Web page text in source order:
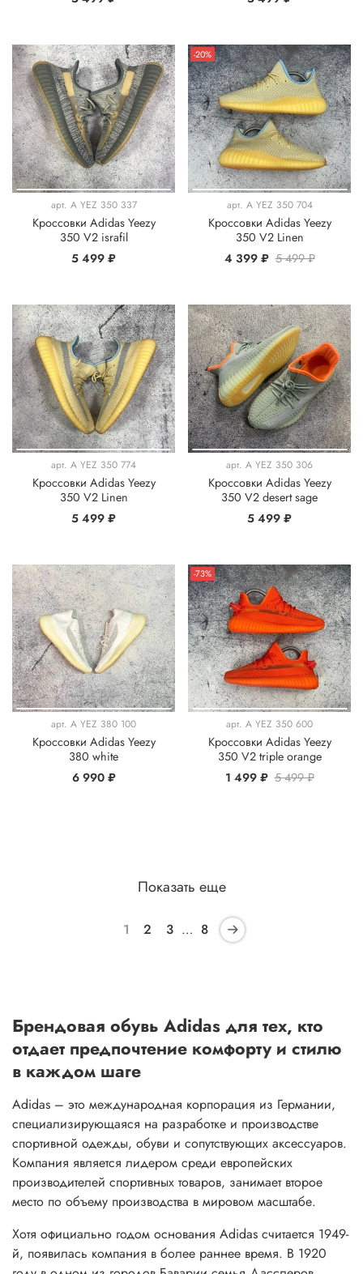
арт. A YEZ 350 337
Кроссовки Adidas Yeezy
350 V2 israfil
5 499 ₽
-20%
арт. A YEZ 350 704
Кроссовки Adidas Yeezy
350 V2 Linen
4 399 ₽ 5 499 ₽
арт. A YEZ 350 774
Кроссовки Adidas Yeezy
350 V2 Linen
5 499 ₽
арт. A YEZ 350 306
Кроссовки Adidas Yeezy
350 V2 desert sage
5 499 ₽
арт. A YEZ 380 100
Кроссовки Adidas Yeezy
380 white
6 990 ₽
-73%
арт. A YEZ 350 600
Кроссовки Adidas Yeezy
350 V2 triple orange
1 499 ₽ 5 499 ₽
Показать еще
1 2 3 … 8
Брендовая обувь Adidas для тех, кто
отдает предпочтение комфорту и стилю
в каждом шаге
Adidas – это международная корпорация из Германии,
специализирующаяся на разработке и производстве
спортивной одежды, обуви и сопутствующих аксессуаров.
Компания является лидером среди европейских
производителей спортивных товаров, занимает второе
место по объему производства в мировом масштабе.
Хотя официально годом основания Adidas считается 1949-
й, появилась компания в более раннее время. В 1920